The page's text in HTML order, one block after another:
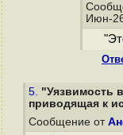
Июн-
5. "Уязвимость
приводящая к
Сообщение от